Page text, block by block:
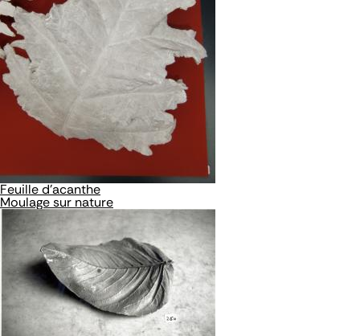
Feuille d'acanthe
Moulage sur nature